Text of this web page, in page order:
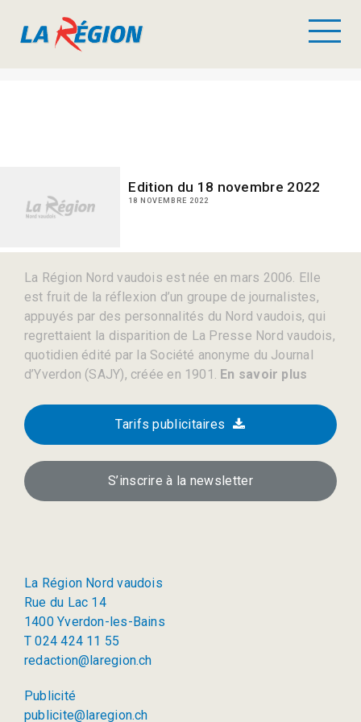
Edition du 18 novembre 2022
18 NOVEMBRE 2022
La Région Nord vaudois est née en mars 2006. Elle
est fruit de la réflexion d’un groupe de journalistes,
appuyés par des personnalités du Nord vaudois, qui
regrettaient la disparition de La Presse Nord vaudois,
quotidien édité par la Société anonyme du Journal
d’Yverdon (SAJY), créée en 1901. En savoir plus
Tarifs publicitaires
S’inscrire à la newsletter
La Région Nord vaudois
Rue du Lac 14
1400 Yverdon-les-Bains
T 024 424 11 55
redaction@laregion.ch
Publicité
publicite@laregion.ch